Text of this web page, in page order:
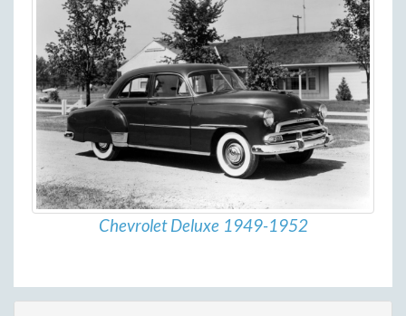
Chevrolet Deluxe 1949-1952